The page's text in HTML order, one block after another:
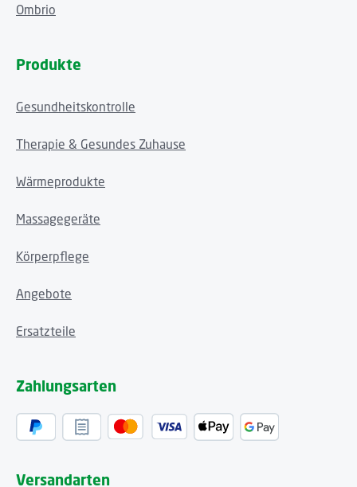
Ombrio
Produkte
Gesundheitskontrolle
Therapie & Gesundes Zuhause
Wärmeprodukte
Massagegeräte
Körperpflege
Angebote
Ersatzteile
Zahlungsarten
Versandarten